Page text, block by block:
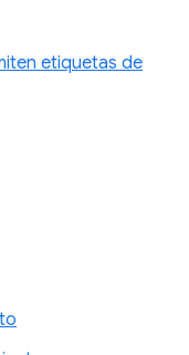
etiquetas de